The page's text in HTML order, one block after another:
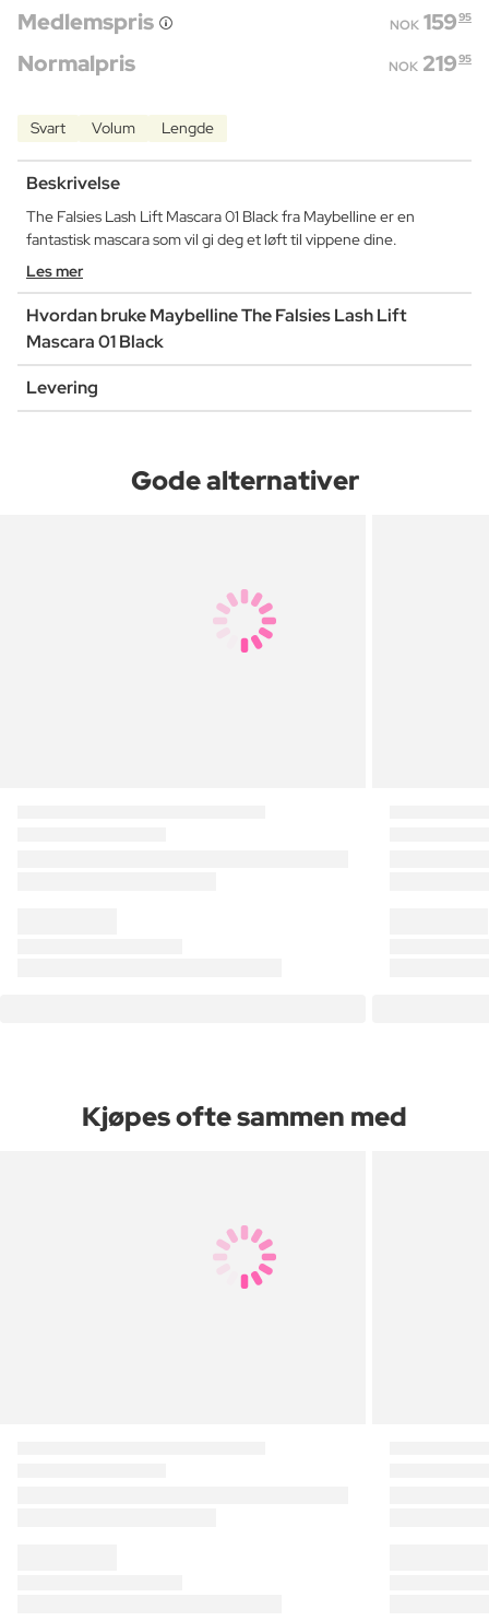
Medlemspris NOK 15995
Normalpris NOK 21995
Svart Volum Lengde
Beskrivelse
The Falsies Lash Lift Mascara 01 Black fra Maybelline er en
fantastisk mascara som vil gi deg et løft til vippene dine.
Les mer
Hvordan bruke Maybelline The Falsies Lash Lift
Mascara 01 Black
Levering
Gode alternativer
Kjøpes ofte sammen med